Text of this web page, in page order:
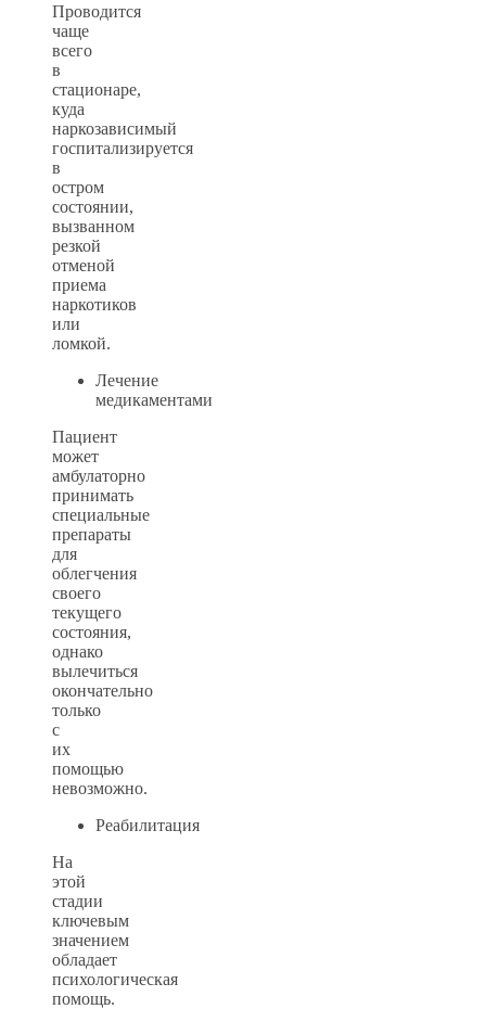
Проводится
чаще
всего
в
стационаре,
куда
наркозависимый
госпитализируется
в
остром
состоянии,
вызванном
резкой
отменой
приема
наркотиков
или
ломкой.
Лечение
медикаментами
Пациент
может
амбулаторно
принимать
специальные
препараты
для
облегчения
своего
текущего
состояния,
однако
вылечиться
окончательно
только
с
их
помощью
невозможно.
Реабилитация
На
этой
стадии
ключевым
значением
обладает
психологическая
помощь.